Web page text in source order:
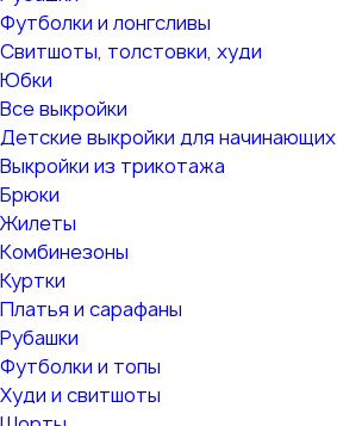
Футболки и лонгсливы
Свитшоты, толстовки, худи
Юбки
Все выкройки
Детские выкройки для начинающих
Выкройки из трикотажа
Брюки
Жилеты
Комбинезоны
Куртки
Платья и сарафаны
Рубашки
Футболки и топы
Худи и свитшоты